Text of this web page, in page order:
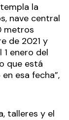
la
nave central
metros
de 2021 y
enero del
que está
esa fecha”,
talleres y el